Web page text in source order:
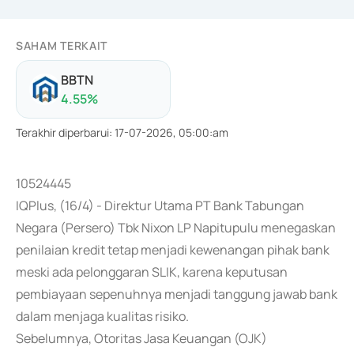
SAHAM TERKAIT
BBTN
4.55%
Terakhir diperbarui: 17-07-2026, 05:00:am
10524445
IQPlus, (16/4) - Direktur Utama PT Bank Tabungan
Negara (Persero) Tbk Nixon LP Napitupulu menegaskan
penilaian kredit tetap menjadi kewenangan pihak bank
meski ada pelonggaran SLIK, karena keputusan
pembiayaan sepenuhnya menjadi tanggung jawab bank
dalam menjaga kualitas risiko.
Sebelumnya, Otoritas Jasa Keuangan (OJK)